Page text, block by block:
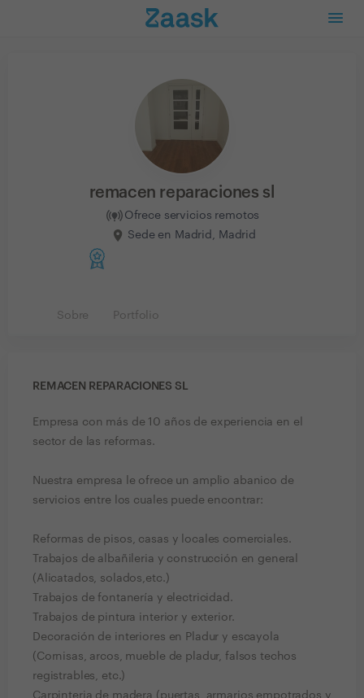
remacen reparaciones sl
Ofrece servicios remotos
Sede en Madrid, Madrid
Sobre Portfolio
REMACEN REPARACIONES SL
Empresa con más de 10 años de experiencia en el
sector de las reformas.
Nuestra empresa le ofrece un amplio abanico de
servicios entre los cuales puede encontrar:
Reformas de pisos, casas y locales comerciales.
Trabajos de albañileria y construcción en general
(Alicatados, solados,etc.)
Trabajos de fontanería y electricidad.
Trabajos de pintura interior y exterior.
Decoración de interiores en Pladur y escayola
(Cornisas, arcos, mueble de pladur, falsos techos
registrables, etc.)
Carpinteria de madera (puertas, armarios empotrados y